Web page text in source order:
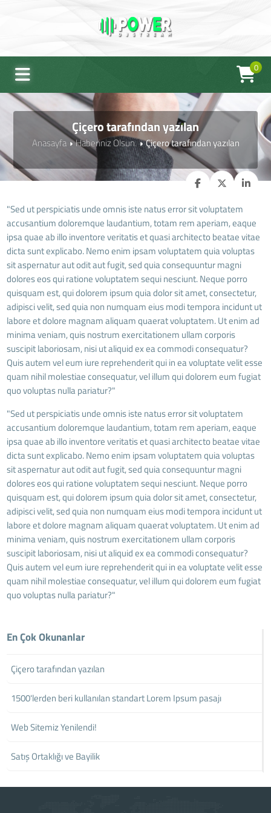
0
Çiçero tarafından yazılan
Anasayfa Haberiniz Olsun. Çiçero tarafından yazılan
"Sed ut perspiciatis unde omnis iste natus error sit voluptatem
accusantium doloremque laudantium, totam rem aperiam, eaque
ipsa quae ab illo inventore veritatis et quasi architecto beatae vitae
dicta sunt explicabo. Nemo enim ipsam voluptatem quia voluptas
sit aspernatur aut odit aut fugit, sed quia consequuntur magni
dolores eos qui ratione voluptatem sequi nesciunt. Neque porro
quisquam est, qui dolorem ipsum quia dolor sit amet, consectetur,
adipisci velit, sed quia non numquam eius modi tempora incidunt ut
labore et dolore magnam aliquam quaerat voluptatem. Ut enim ad
minima veniam, quis nostrum exercitationem ullam corporis
suscipit laboriosam, nisi ut aliquid ex ea commodi consequatur?
Quis autem vel eum iure reprehenderit qui in ea voluptate velit esse
quam nihil molestiae consequatur, vel illum qui dolorem eum fugiat
quo voluptas nulla pariatur?"
"Sed ut perspiciatis unde omnis iste natus error sit voluptatem
accusantium doloremque laudantium, totam rem aperiam, eaque
ipsa quae ab illo inventore veritatis et quasi architecto beatae vitae
dicta sunt explicabo. Nemo enim ipsam voluptatem quia voluptas
sit aspernatur aut odit aut fugit, sed quia consequuntur magni
dolores eos qui ratione voluptatem sequi nesciunt. Neque porro
quisquam est, qui dolorem ipsum quia dolor sit amet, consectetur,
adipisci velit, sed quia non numquam eius modi tempora incidunt ut
labore et dolore magnam aliquam quaerat voluptatem. Ut enim ad
minima veniam, quis nostrum exercitationem ullam corporis
suscipit laboriosam, nisi ut aliquid ex ea commodi consequatur?
Quis autem vel eum iure reprehenderit qui in ea voluptate velit esse
quam nihil molestiae consequatur, vel illum qui dolorem eum fugiat
quo voluptas nulla pariatur?"
En Çok Okunanlar
Çiçero tarafından yazılan
1500'lerden beri kullanılan standart Lorem Ipsum pasajı
Web Sitemiz Yenilendi!
Satış Ortaklığı ve Bayilik